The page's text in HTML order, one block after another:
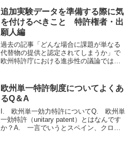
2.0）のパイロットプ...
追加実験データを準備する際に気
を付けるべきこと 特許権者・出
願人編
過去の記事「どんな場合に課題が単なる
代替物の提供と認定されてしまうか」で
欧州特許庁における進歩性の議論では
に進め得ることを説明しました。今回は
このC...
欧州単一特許制度についてよくあ
るQ＆A
I. 欧州単一効力特許についてQ. 欧州単
一効特許（unitary patent）とはなんです
か？A. 一言でいうとスペイン、クロア